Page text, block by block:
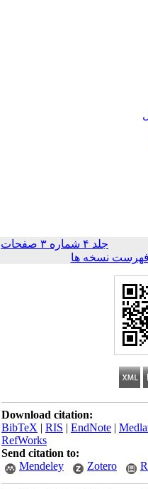
جلد ۴ شماره ۳ صفحات
نسخه ها
Download citation:
BibTeX|RIS|EndNote|
RefWorks
Send citation to:
Mendeley
Zotero